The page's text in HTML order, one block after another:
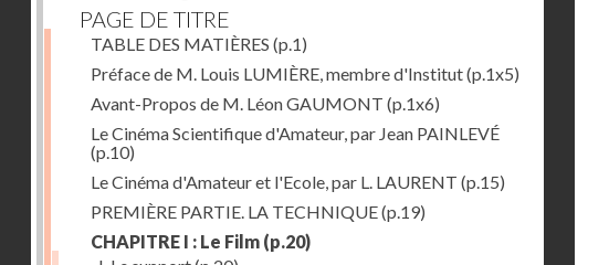
PAGE DE TITRE
TABLE DES MATIÈRES (p.1)
Préface de M. Louis LUMIÈRE, membre d'Institut(p.1x5)
Avant-Propos de M. Léon GAUMONT (p.1x6)
Le Cinéma Scientifique d'Amateur, par Jean PAINLEVÉ
(p.10)
Le Cinéma d'Amateur et l'Ecole, par L. LAURENT (p.15)
PREMIÈRE PARTIE. LA TECHNIQUE(p.19)
CHAPITRE I : Le Film (p.20)